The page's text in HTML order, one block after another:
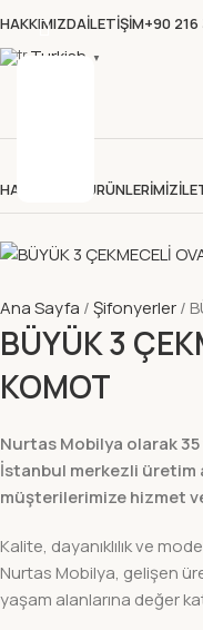
HAKKIMIZDAİLETIŞIM+90 216
Turkish ▼
HAKKIMIZDA ÜRÜNLERİMİZ
Ana Sayfa Şifonyerler
BÜYÜK 3
KOMOT
Nurtas Mobilya olarak
İstanbul merkezli üretim
müşterilerimize hizmet
Kalite, dayanıklılık ve
Nurtas Mobilya, gelişen
yaşam alanlarına değer